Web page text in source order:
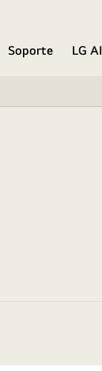
Soporte LG AI